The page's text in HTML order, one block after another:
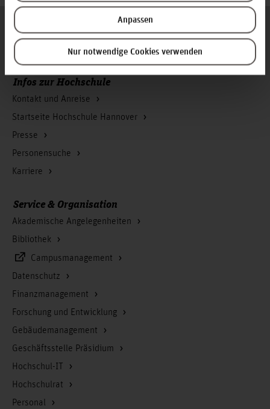
Anpassen
Nur notwendige Cookies verwenden
Zum Seitenanfang
Infos zur Hochschule
Kontakt und Anreise
Startseite Hochschule Hannover
Presse
Personensuche
Karriere
Folgen Sie uns
Service & Organisation
Akademische Angelegenheiten
Bibliothek
Campusmanagement
Datenschutz
Finanzmanagement
Forschung und Entwicklung
Gebäudemanagement
Geschäftsstelle Präsidium
Hochschul-IT
Hochschulrat
Personal